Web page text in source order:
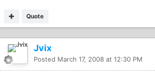
Quote
Jvix
Posted March 17, 2008 at 12:30 PM